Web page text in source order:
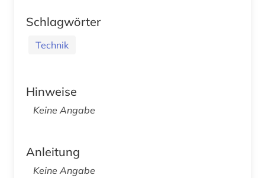
Schlagwörter
Technik
Hinweise
Keine Angabe
Anleitung
Keine Angabe